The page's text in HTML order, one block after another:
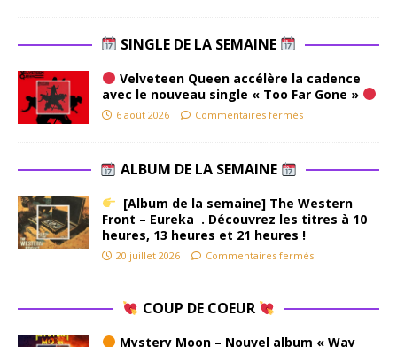
SINGLE DE LA SEMAINE
Velveteen Queen accélère la cadence
avec le nouveau single « Too Far Gone »
6 août 2026 Commentaires fermés
ALBUM DE LA SEMAINE
[Album de la semaine] The Western
Front – Eureka . Découvrez les titres à 10
heures, 13 heures et 21 heures !
20 juillet 2026 Commentaires fermés
COUP DE COEUR
Mystery Moon – Nouvel album « Way